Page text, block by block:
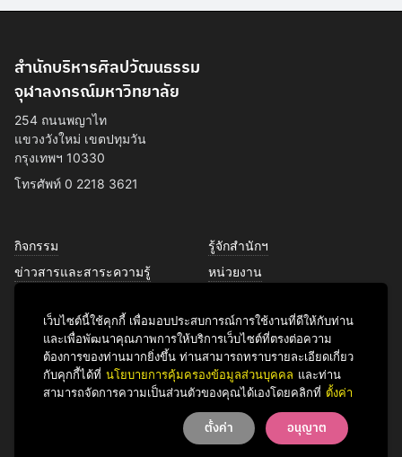
สำนักบริหารศิลปวัฒนธรรม
จุฬาลงกรณ์มหาวิทยาลัย
254 ถนนพญาไท
แขวงวังใหม่ เขตปทุมวัน
กรุงเทพฯ 10330
โทรศัพท์ 0 2218 3621
กิจกรรม
ข่าวสารและสาระความรู้
ศิลปวัฒนธรรม
รู้จักสำนักฯ
หน่วยงาน
บริการของเรา
ติดต่อเรา
Instagram TikTok
© 2026 Office of Art & Culture, Chulalongkorn University
เว็บไซต์นี้ใช้คุกกี้ เพื่อมอบประสบการณ์การใช้งานที่ดีให้กับท่าน
และเพื่อพัฒนาคุณภาพการให้บริการเว็บไซต์ที่ตรงต่อความ
ต้องการของท่านมากยิ่งขึ้น ท่านสามารถทราบรายละเอียดเกี่ยว
กับคุกกี้ได้ที่ นโยบายการคุ้มครองข้อมูลส่วนบุคคล และท่าน
สามารถจัดการความเป็นส่วนตัวของคุณได้เองโดยคลิกที่ ตั้งค่า
ตั้งค่า อนุญาต